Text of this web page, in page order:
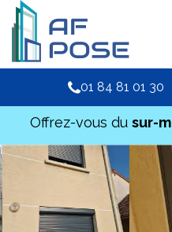
01 84 81 01 30
Offrez-vous du sur-